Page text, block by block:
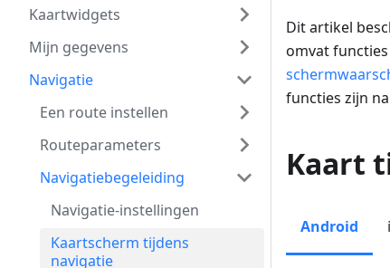
Kaartwidgets
Mijn gegevens
Navigatie
Een route instellen
Routeparameters
Navigatiebegeleiding
Navigatie-instellingen
Kaartscherm tijdens
navigatie
Dit artikel
omvat
functies zijn
Kaart
Android